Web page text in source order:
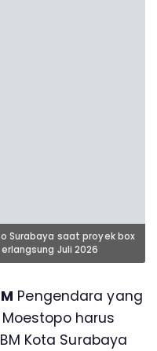
Surabaya saat proyek box
Juli 2026
Pengendara yang
harus
Kota Surabaya